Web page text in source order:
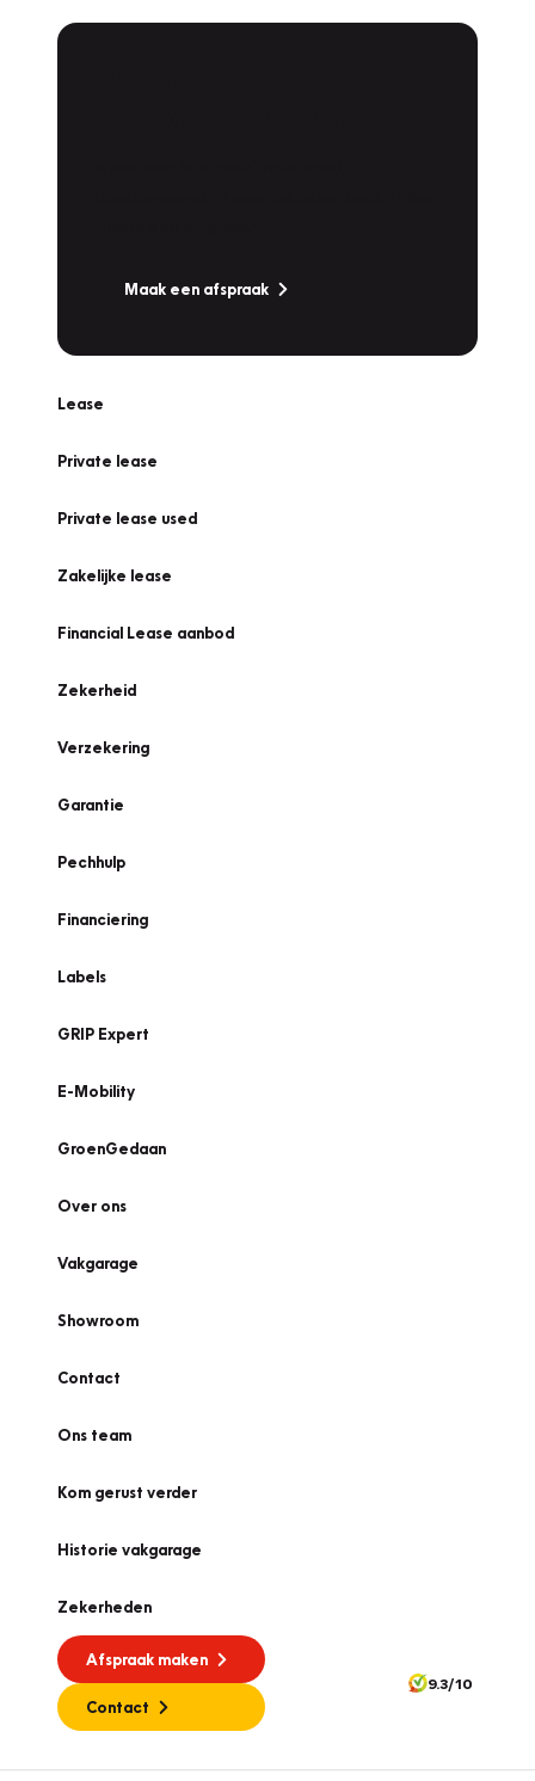
Maak een afspraak
Lease
Private lease
Private lease used
Zakelijke lease
Financial Lease aanbod
Zekerheid
Verzekering
Garantie
Pechhulp
Financiering
Labels
GRIP Expert
E-Mobility
GroenGedaan
Over ons
Vakgarage
Showroom
Contact
Ons team
Kom gerust verder
Historie vakgarage
Zekerheden
Afspraak maken
Contact
9.3/10